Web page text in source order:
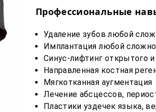
Профессиональные
Удаление зубов любой
Имплантация любой
Синус-лифтинг открытого
Направленная костная
Мягкотканная аугментация
Лечение абсцессов,
Пластики уздечек языка,